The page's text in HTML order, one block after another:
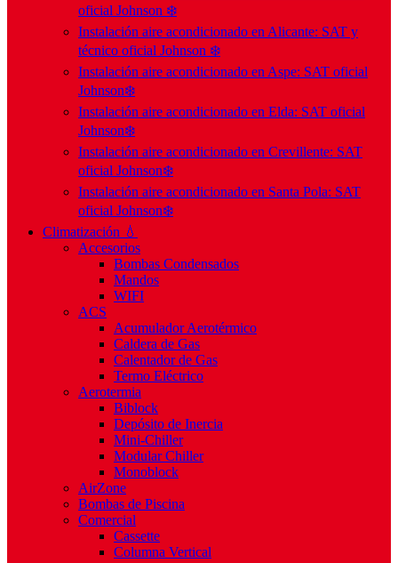
oficial Johnson ❄️
Instalación aire acondicionado en Alicante: SAT y
técnico oficial Johnson ❄️
Instalación aire acondicionado en Aspe: SAT oficial
Johnson❄️
Instalación aire acondicionado en Elda: SAT oficial
Johnson❄️
Instalación aire acondicionado en Crevillente: SAT
oficial Johnson❄️
Instalación aire acondicionado en Santa Pola: SAT
oficial Johnson❄️
Climatización 💧
Accesorios
Bombas Condensados
Mandos
WIFI
ACS
Acumulador Aerotérmico
Caldera de Gas
Calentador de Gas
Termo Eléctrico
Aerotermia
Biblock
Depósito de Inercia
Mini-Chiller
Modular Chiller
Monoblock
AirZone
Bombas de Piscina
Comercial
Cassette
Columna Vertical